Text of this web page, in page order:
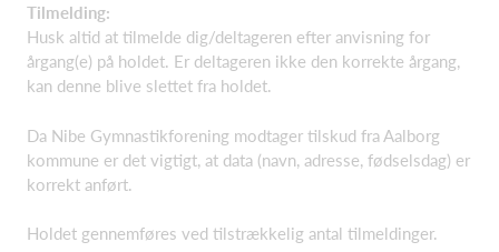
Tilmelding:
Husk altid at tilmelde dig/deltageren efter anvisning for
årgang(e) på holdet. Er deltageren ikke den korrekte årgang,
kan denne blive slettet fra holdet.
Da Nibe Gymnastikforening modtager tilskud fra Aalborg
kommune er det vigtigt, at data (navn, adresse, fødselsdag) er
korrekt anført.
Holdet gennemføres ved tilstrækkelig antal tilmeldinger.